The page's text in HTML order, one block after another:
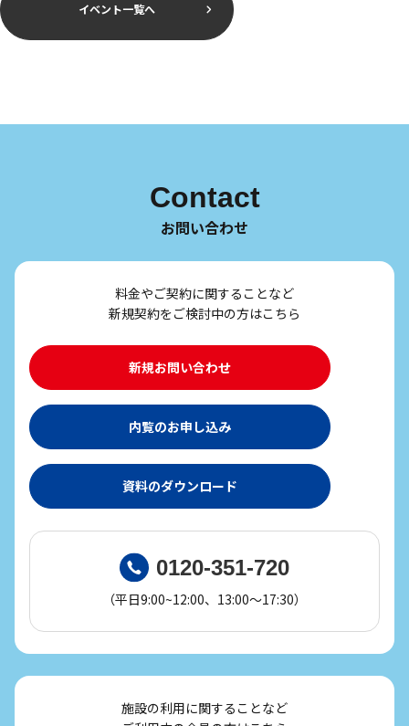
イベント一覧へ
Contact
お問い合わせ
料金やご契約に関することなど
新規契約をご検討中の方はこちら
新規お問い合わせ
内覧のお申し込み
資料のダウンロード
0120-351-720
（平日9:00~12:00、13:00～17:30）
施設の利用に関することなど